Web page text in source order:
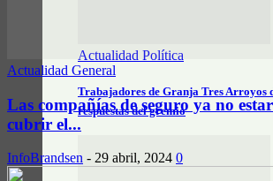
Actualidad Política
Trabajadores de Granja Tres Arroyos
respuestas del gremio
Actualidad General
Las compañías de seguro ya no
cubrir el...
InfoBrandsen - 29 abril, 2024 0